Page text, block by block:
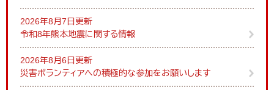
2026年8月7日更新
令和8年熊本地震に関する情報
2026年8月6日更新
災害ボランティアへの積極的な参加をお願いします